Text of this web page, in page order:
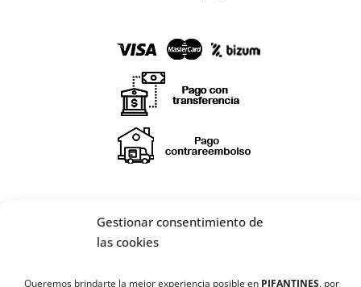
Gestionar consentimiento de
las cookies
Queremos brindarte la mejor experiencia posible en PIFANTINES, por